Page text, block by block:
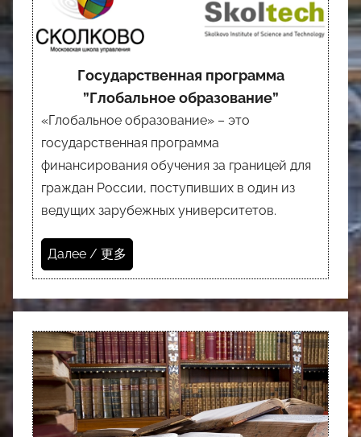
Государственная программа
”Глобальное образование”
«Глобальное образование» – это
государственная программа
финансирования обучения за границей для
граждан России, поступивших в один из
ведущих зарубежных университетов.
Далее / 更多